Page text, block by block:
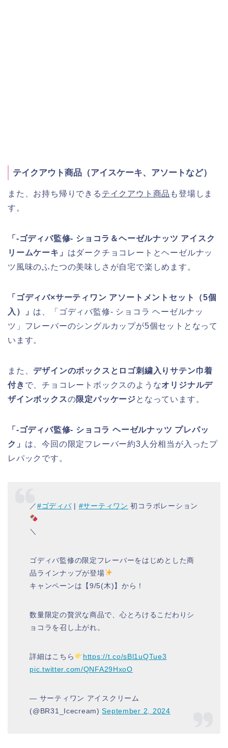
テイクアウト商品（アイスケーキ、アソートなど）
また、お持ち帰りできる テイクアウト商品 も登場しま
す。
「-ゴディバ監修- ショコラ＆ヘーゼルナッツ アイスク
リームケーキ」 はダークチョコレートとヘーゼルナッ
ツ風味のふたつの美味しさが自宅で楽しめます。
「ゴディバ×サーティワン アソートメントセット（5個
入）」 は、「ゴディバ監修- ショコラ ヘーゼルナッ
ツ」フレーバーのシングルカップが5個セットとなって
います。
また、 デザインのボックスとロゴ刺繍入りサテン巾着
付き で、チョコレートボックスのようなオリジナルデ
ザインボックスの限定パッケージとなっています。
「-ゴディバ監修- ショコラ ヘーゼルナッツ プレパッ
ク」 は、今回の限定フレーバー約3人分相当が入ったプ
レパックです。
／#ゴディバ| #サーティワン 初コラボレーション
＼
ゴディバ監修の限定フレーバーをはじめとした商
品ラインナップが登場
キャンペーンは【9/5(木)】から！
数量限定の贅沢な商品で、心とろけるこだわりシ
ョコラを召し上がれ。
詳細はこちら
https://t.co/sBl1uQTue3
pic.twitter.com/QNFA29HxoO
— サーティワン アイスクリーム
(@BR31_Icecream)September 2, 2024